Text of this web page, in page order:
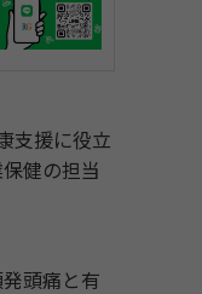
支援に役立
健の担当
頭痛と有